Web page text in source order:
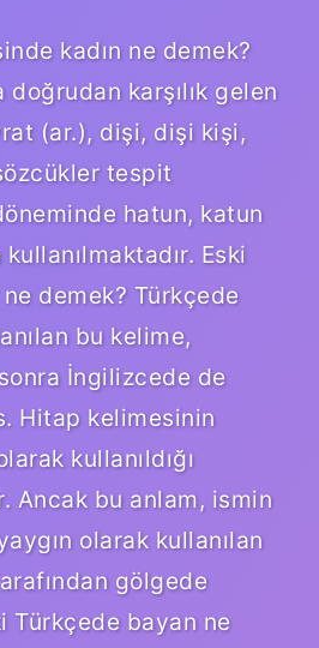
kadın ne demek?
doğrudan karşılık gelen
(ar.), dişi, dişi kişi,
tespit
hatun, katun
Eski
demek? Türkçede
bu kelime,
İngilizcede de
Hitap kelimesinin
kullanıldığı
Ancak bu anlam, ismin
olarak kullanılan
gölgede
Türkçede bayan ne